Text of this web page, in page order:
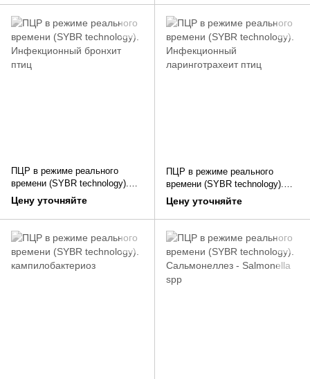
ПЦР в режиме реального
времени (SYBR technology).
Инфекционный бронхит птиц
Цену уточняйте
ПЦР в режиме реального
времени (SYBR technology).
Инфекционный ларинготрахеит
птиц
Цену уточняйте